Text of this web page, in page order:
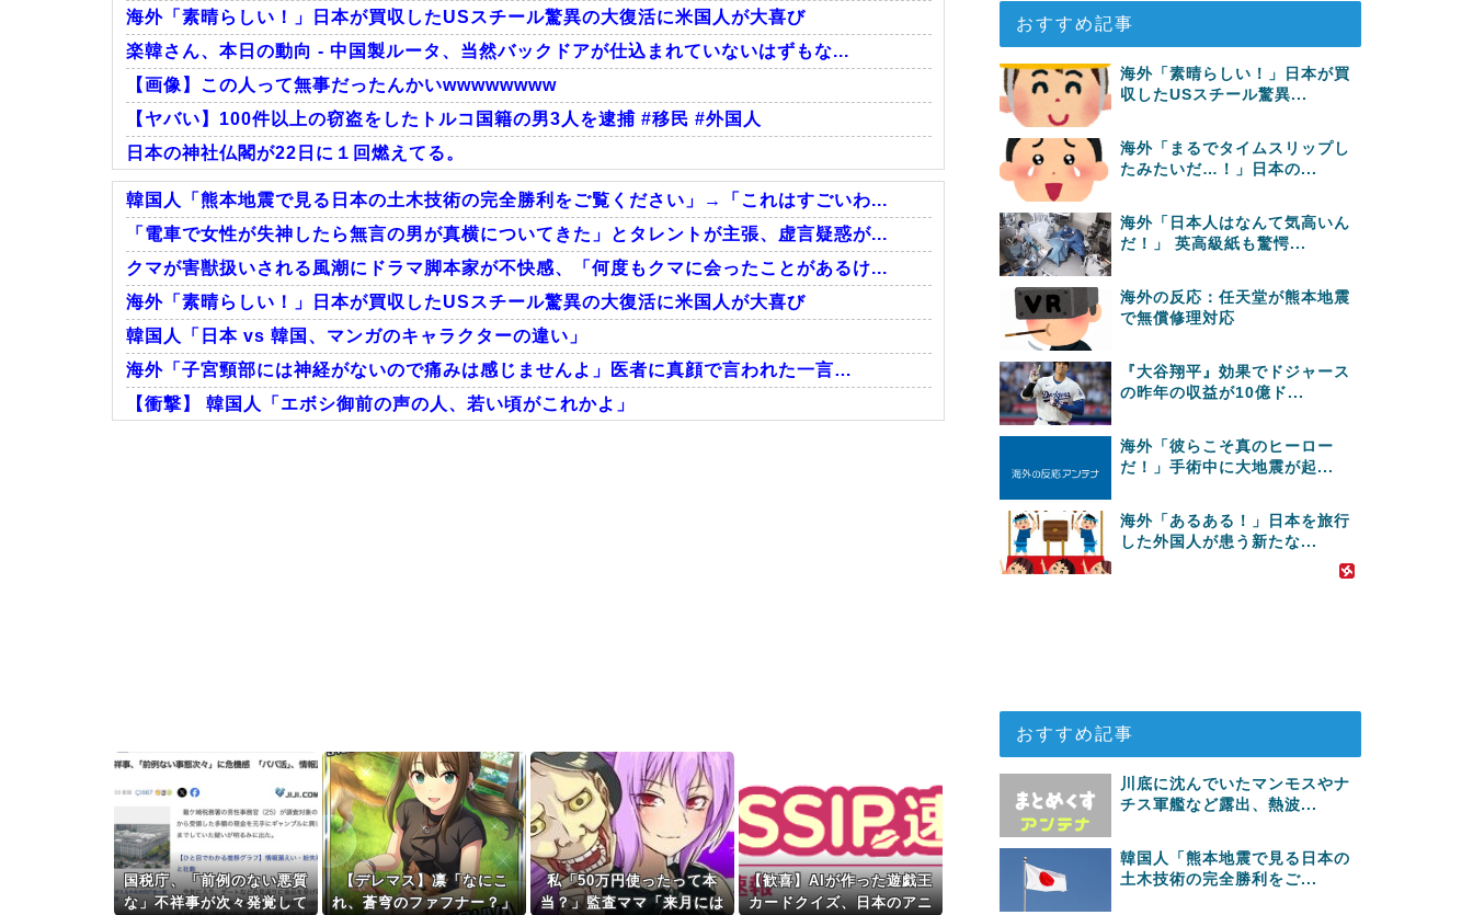
Powered by livedoor 相互RSS
海外「素晴らしい！」日本が買収したUSスチール驚異の大復活に米国人が大喜び
楽韓さん、本日の動向 - 中国製ルータ、当然バックドアが仕込まれていないはずもな...
【画像】この人って無事だったんかいwwwwwwww
【ヤバい】100件以上の窃盗をしたトルコ国籍の男3人を逮捕 #移民 #外国人
日本の神社仏閣が22日に１回燃えてる。
Powered by livedoor 相互RSS
韓国人「熊本地震で見る日本の土木技術の完全勝利をご覧ください」→「これはすごいわ...
「電車で女性が失神したら無言の男が真横についてきた」とタレントが主張、虚言疑惑が...
クマが害獣扱いされる風潮にドラマ脚本家が不快感、「何度もクマに会ったことがあるけ...
海外「素晴らしい！」日本が買収したUSスチール驚異の大復活に米国人が大喜び
韓国人「日本 vs 韓国、マンガのキャラクターの違い」
海外「子宮頸部には神経がないので痛みは感じませんよ」医者に真顔で言われた一言…
【衝撃】 韓国人「エボシ御前の声の人、若い頃がこれかよ」
国税庁、「前例のない悪質
な」不祥事が次々発覚して
【デレマス】凛「なにこ
れ、蒼穹のファフナー？」
私「50万円使ったって本
当？」監査ママ「来月には
【歓喜】AIが作った遊戯王
カードクイズ、日本のアニ
おすすめ記事
海外「素晴らしい！」日本が買
収したUSスチール驚異...
海外「まるでタイムスリップし
たみたいだ…！」日本の...
海外「日本人はなんて気高いん
だ！」 英高級紙も驚愕...
海外の反応：任天堂が熊本地震
で無償修理対応
『大谷翔平』効果でドジャース
の昨年の収益が10億ド...
海外「彼らこそ真のヒーロー
だ！」手術中に大地震が起...
海外「あるある！」日本を旅行
した外国人が患う新たな...
おすすめ記事
川底に沈んでいたマンモスやナ
チス軍艦など露出、熱波...
韓国人「熊本地震で見る日本の
土木技術の完全勝利をご...